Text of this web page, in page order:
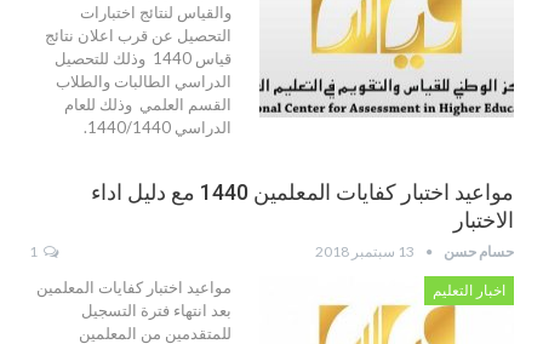
والقياس لنتائج اختبارات
التحصيل عن قرب اعلان نتائج
قياس 1440 وذلك للتحصيل
الدراسي الطالبات والطلاب
القسم العلمي وذلك للعام
الدراسي 1440/1440.
مواعيد اختبار كفايات المعلمين 1440 مع دليل اداء
الاختبار
حسام حسن 13 سبتمبر 2018
اخبار التعليم
مواعيد اختبار كفايات المعلمين
بعد انتهاء فترة التسجيل
للمتقدمين من المعلمين